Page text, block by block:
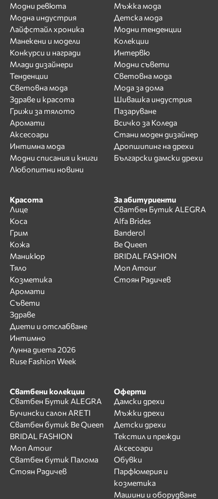
Модни ревюта
Модна индустрия
Лайфстайл хроника
Манекени и модели
Конкурси и награди
Млади дизайнери
Тенденции
Световна мода
Здраве и красота
Грижи за тялото
Аромати
Аксесоари
Интимна мода
Модни списания и книги
Любопитни новини
Мъжка мода
Детска мода
Модни тенденции
Колекции
Интервю
Модни съвети
Световна мода
Мода за дома
Шивашка индустрия
Пазаруване
Всичко за Коледа
Стани моден дизайнер
Дропшипинг на дрехи
Български дамски дрехи
Красота
Лице
Коса
Грим
Кожа
Маникюр
Тяло
Козметика
Аромати
Съвети
Здраве
Диети и отслабване
Интимно
Лунна диета 2026
Ruse Fashion Week
За абитуриенти
Сватбен Бутик ALEGRA
Alfa Brides
Banderol
Be Queen
BRIDAL FASHION
Mon Amour
Стоян Радичев
Сватбени колекции
Сватбен Бутик ALEGRA
Бучински салон ARETI
Сватбен бутик Be Queen
BRIDAL FASHION
Mon Amour
Сватбен бутик Палома
Стоян Радичев
Оферти
Дамски дрехи
Мъжки дрехи
Детски дрехи
Текстил и прежди
Аксесоари
Обувки
Парфюмерия и
козметика
Машини и оборудване